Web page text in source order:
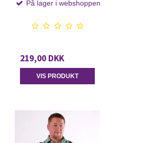
På lager i webshoppen
219,00 DKK
VIS PRODUKT